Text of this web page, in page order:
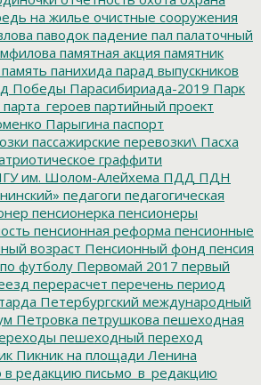
на жилье очистные сооружения
паводок падение пал палаточный
памятная акция памятник
память панихида парад выпускников
Победы Парасибириада-2019 Парк
парта_героев партийный проект
Парыгина паспорт
пассажирские перевозки\ Пасха
граффити
им. Шолом-Алейхема ПДД ПДН
педагоги педагогическая
пенсионерка пенсионеры
пенсионная реформа пенсионные
возраст Пенсионный фонд пенсия
футболу Первомай 2017 первый
перерасчет перечень период
Петербургский международный
Петровка петрушкова пешеходная
пешеходный переход
Пикник на площади Ленина
в редакцию письмо_в_редакцию